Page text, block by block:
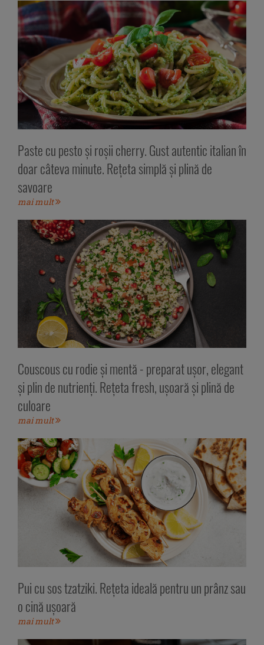
Paste cu pesto și roșii cherry. Gust autentic italian în
doar câteva minute. Rețeta simplă și plină de
savoare
mai mult
Couscous cu rodie și mentă - preparat ușor, elegant
și plin de nutrienți. Rețeta fresh, ușoară și plină de
culoare
mai mult
Pui cu sos tzatziki. Rețeta ideală pentru un prânz sau
o cină ușoară
mai mult